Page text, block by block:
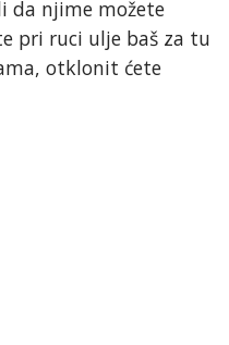
da njime možete
pri ruci ulje baš za tu
otklonit ćete